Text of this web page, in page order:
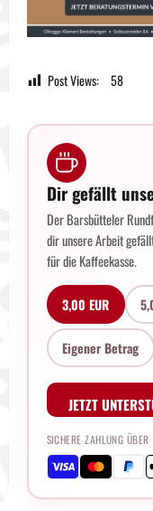
Post Views: 58
Dir gefällt
Der Barsbütteler
dir unsere Arbeit
für die Kaffeekasse.
3,00 EUR
Eigener Betrag
JETZT
SICHERE ZAHLUNG ÜBER